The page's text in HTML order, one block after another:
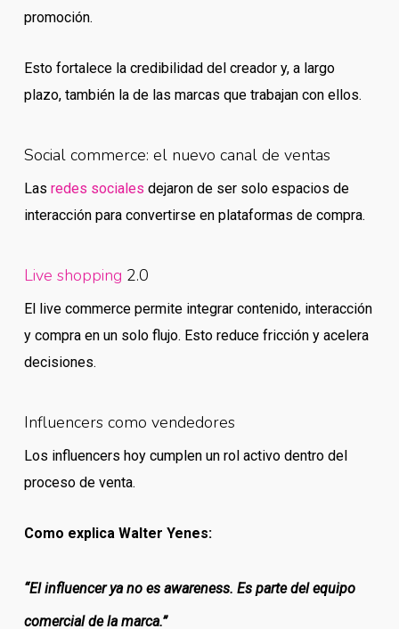
promoción.
Esto fortalece la credibilidad del creador y, a largo
plazo, también la de las marcas que trabajan con ellos.
Social commerce: el nuevo canal de ventas
Las redes sociales dejaron de ser solo espacios de
interacción para convertirse en plataformas de compra.
Live shopping 2.0
El live commerce permite integrar contenido, interacción
y compra en un solo flujo. Esto reduce fricción y acelera
decisiones.
Influencers como vendedores
Los influencers hoy cumplen un rol activo dentro del
proceso de venta.
Como explica Walter Yenes:
“El influencer ya no es awareness. Es parte del equipo
comercial de la marca.”